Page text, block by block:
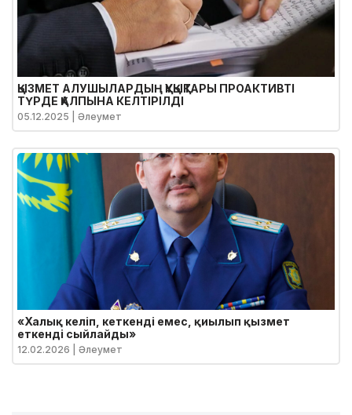
ҚЫЗМЕТ АЛУШЫЛАРДЫҢ ҚҰҚЫҚТАРЫ ПРОАКТИВТІ
ТҮРДЕ ҚАЛПЫНА КЕЛТІРІЛДІ
05.12.2025 | Әлеумет
«Халық келіп, кеткенді емес, қиылып қызмет
еткенді сыйлайды»
12.02.2026 | Әлеумет